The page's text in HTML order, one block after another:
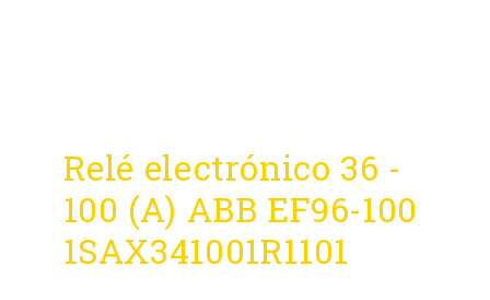
Relé electrónico 36 -
100 (A) ABB EF96-100
1SAX341001R1101